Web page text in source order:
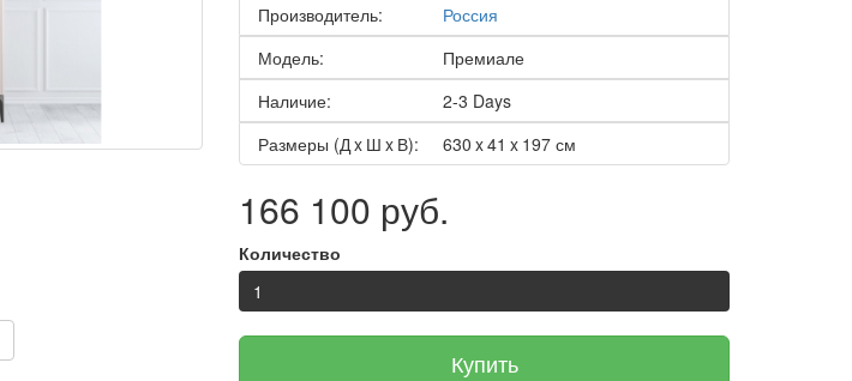
Производитель:
Россия
Модель:
Премиале
Наличие:
2-3 Days
Размеры (Д x Ш x В):
630 x 41 x 197 см
166 100 руб.
Количество
Купить